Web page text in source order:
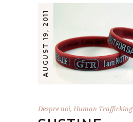
AUGUST 19, 2011
Despre noi, Human Trafficking